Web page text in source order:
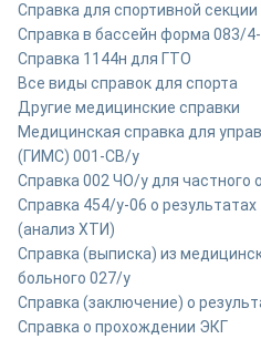
Cправка для спортивной секции
Справка в бассейн форма 083/
Справка 1144н для ГТО
Все виды справок для спорта
Другие медицинские справки
Медицинская справка для
(ГИМС) 001-СВ/у
Справка 002 ЧО/у для частного
Справка 454/у-06 о
(анализ ХТИ)
Справка (выписка) из
больного 027/у
Cправка (заключение) о
Справка о прохождении ЭКГ